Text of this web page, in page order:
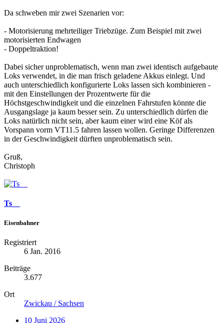
Da schweben mir zwei Szenarien vor:
- Motorisierung mehrteiliger Triebzüge. Zum Beispiel mit zwei
motorisierten Endwagen
- Doppeltraktion!
Dabei sicher unproblematisch, wenn man zwei identisch aufgebaute
Loks verwendet, in die man frisch geladene Akkus einlegt. Und
auch unterschiedlich konfigurierte Loks lassen sich kombinieren -
mit den Einstellungen der Prozentwerte für die
Höchstgeschwindigkeit und die einzelnen Fahrstufen könnte die
Ausgangslage ja kaum besser sein. Zu unterschiedlich dürfen die
Loks natürlich nicht sein, aber kaum einer wird eine Köf als
Vorspann vorm VT11.5 fahren lassen wollen. Geringe Differenzen
in der Geschwindigkeit dürften unproblematisch sein.
Gruß,
Christoph
Ts__
Eisenbahner
Registriert
6 Jan. 2016
Beiträge
3.677
Ort
Zwickau / Sachsen
10 Juni 2026